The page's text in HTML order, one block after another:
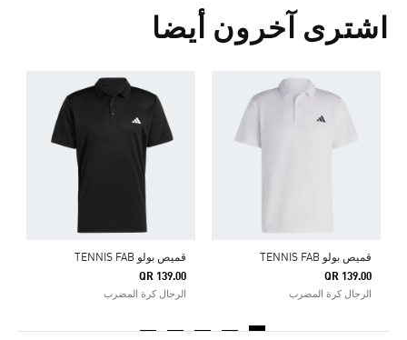
اشترى آخرون أيضا
قميص بولو TENNIS FAB
QR 139.00
الرجال كرة المضرب
قميص بولو TENNIS FAB
QR 139.00
الرجال كرة المضرب